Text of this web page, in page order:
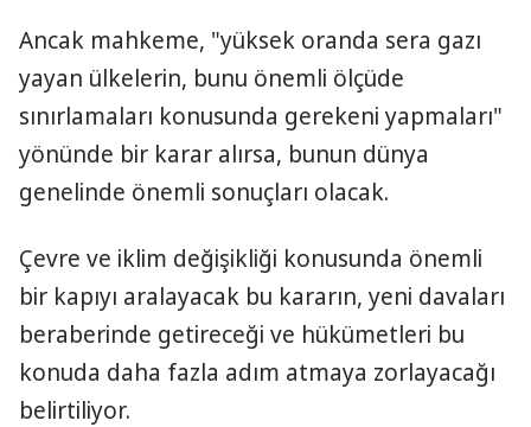
Ancak mahkeme, "yüksek oranda sera gazı
yayan ülkelerin, bunu önemli ölçüde
sınırlamaları konusunda gerekeni yapmaları"
yönünde bir karar alırsa, bunun dünya
genelinde önemli sonuçları olacak.
Çevre ve iklim değişikliği konusunda önemli
bir kapıyı aralayacak bu kararın, yeni davaları
beraberinde getireceği ve hükümetleri bu
konuda daha fazla adım atmaya zorlayacağı
belirtiliyor.